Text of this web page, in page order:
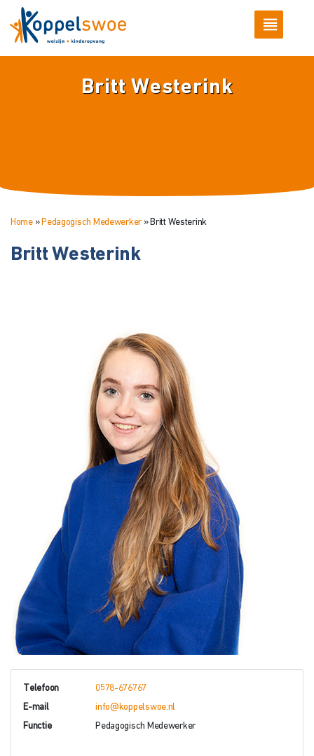
Britt Westerink
Home» Pedagogisch Medewerker » Britt Westerink
Britt Westerink
Telefoon 0578-676767
E-mail info@koppelswoe.nl
Functie Pedagogisch Medewerker